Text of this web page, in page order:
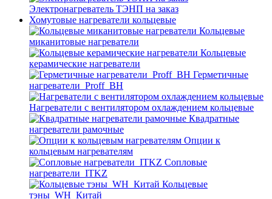
Электронагреватель ТЭНП на заказ
Хомутовые нагреватели кольцевые
Кольцевые
миканитовые нагреватели
Кольцевые
керамические нагреватели
Герметичные
нагреватели_Proff_BH
Нагреватели с вентилятором охлаждением кольцевые
Квадратные
нагреватели рамочные
Опции к
кольцевым нагревателям
Cопловые
нагреватели_ITKZ
Кольцевые
тэны_WH_Китай